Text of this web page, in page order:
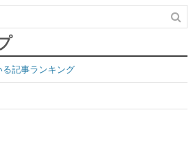
記事ランキング